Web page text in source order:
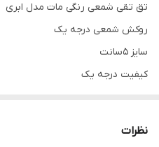
تق تقی شمعی رنگی مات مدل ابری
روکش شمعی درجه یک
سایز 5سانت
کیفیت درجه یک
نظرات